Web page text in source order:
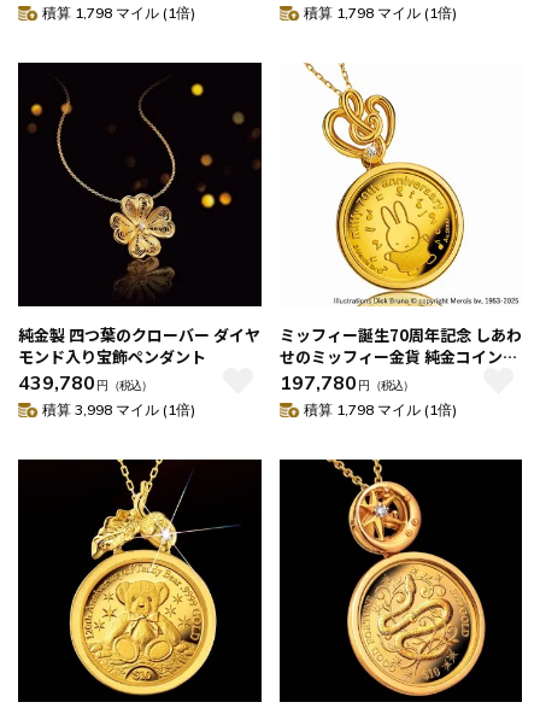
積算 1,798 マイル (1倍) 積算 1,798 マイル (1倍)
純金製 四つ葉のクローバー ダイヤ
モンド入り宝飾ペンダント
439,780 円 （税込）
積算 3,998 マイル (1倍)
ミッフィー誕生70周年記念 しあわ
せのミッフィー金貨 純金コインの
宝飾ペンダント
197,780 円 （税込）
積算 1,798 マイル (1倍)